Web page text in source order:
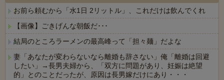
お前ら頼むから「水1日 2リットル」、これだけは飲んでくれ
【画像】ごきげんな朝飯だ･･･
結局のところラーメンの最高峰って「担々麺」だよな
妻「あなたが変わらないなら離婚も辞さない」俺「離婚は回避
したい」→長男夫婦から、「双方に問題があり、妊娠は絶望
的」とのことだったが、原因は長男嫁だけにあり・・・